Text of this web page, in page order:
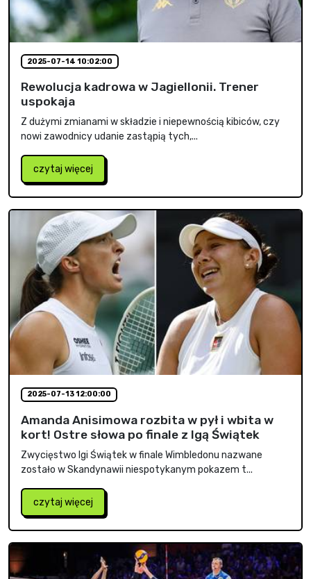
2025-07-14 10:02:00
Rewolucja kadrowa w Jagiellonii. Trener
uspokaja
Z dużymi zmianami w składzie i niepewnością kibiców, czy
nowi zawodnicy udanie zastąpią tych,...
czytaj więcej
2025-07-13 12:00:00
Amanda Anisimowa rozbita w pył i wbita w
kort! Ostre słowa po finale z Igą Świątek
Zwycięstwo Igi Świątek w finale Wimbledonu nazwane
zostało w Skandynawii niespotykanym pokazem t...
czytaj więcej